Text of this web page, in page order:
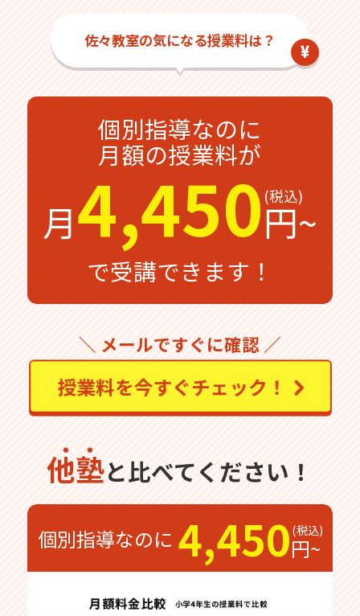
佐々教室の気になる授業料は？
個別指導なのに
月額の授業料が
月4,450円~
で受講できます！
＼ メールですぐに確認 ／
授業料を今すぐチェック！
他塾と比べてください！
個別指導なのに 4,450円~